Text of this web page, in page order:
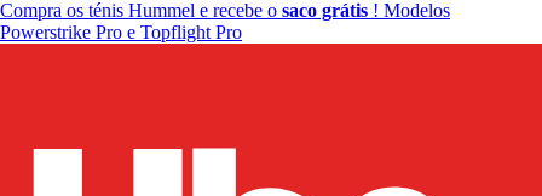
Compra os ténis Hummel e recebe o saco grátis ! Modelos
Powerstrike Pro e Topflight Pro